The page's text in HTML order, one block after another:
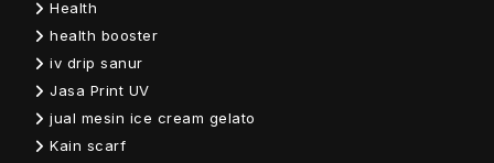
Health
health booster
iv drip sanur
Jasa Print UV
jual mesin ice cream gelato
Kain scarf